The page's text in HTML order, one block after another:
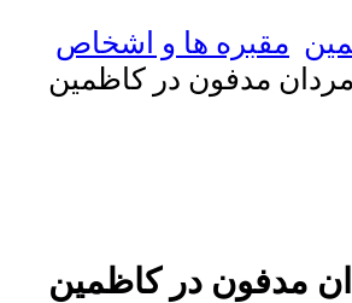
مقبره ها و اشخاص
مدفون در كاظمين
مدفون در كاظمين